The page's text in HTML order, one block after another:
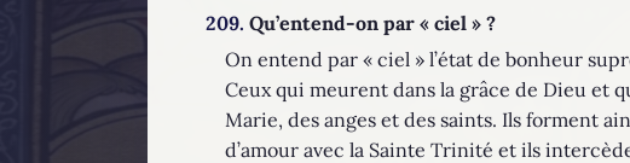
209. Qu’entend-on par « ciel » ?
On entend par « ciel » l’état de bonheur
Ceux qui meurent dans la grâce de Dieu et
Marie, des anges et des saints. Ils forment
d’amour avec la Sainte Trinité et ils